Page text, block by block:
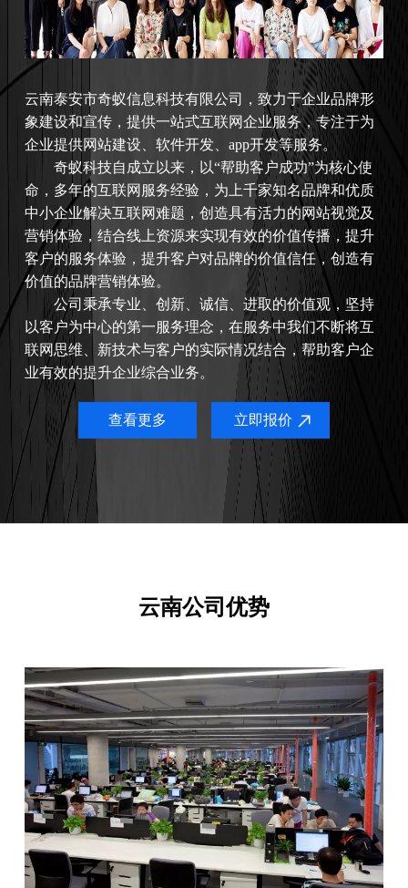
云南泰安市奇蚁信息科技有限公司，致力于企业品牌形
象建设和宣传，提供一站式互联网企业服务，专注于为
企业提供网站建设、软件开发、app开发等服务。
奇蚁科技自成立以来，以“帮助客户成功”为核心使
命，多年的互联网服务经验，为上千家知名品牌和优质
中小企业解决互联网难题，创造具有活力的网站视觉及
营销体验，结合线上资源来实现有效的价值传播，提升
客户的服务体验，提升客户对品牌的价值信任，创造有
价值的品牌营销体验。
公司秉承专业、创新、诚信、进取的价值观，坚持
以客户为中心的第一服务理念，在服务中我们不断将互
联网思维、新技术与客户的实际情况结合，帮助客户企
业有效的提升企业综合业务。
查看更多 立即报价
云南公司优势